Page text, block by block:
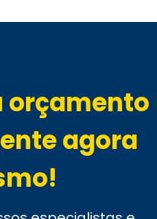
orçamento
agora